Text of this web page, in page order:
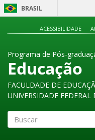
BRASIL
ACESSIBILIDADE
Programa de Pós-
Educação
FACULDADE DE
UNIVERSIDADE